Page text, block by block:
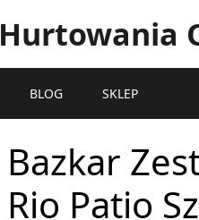
Hurtowania
BLOG SKLEP
Bazkar
Rio Patio